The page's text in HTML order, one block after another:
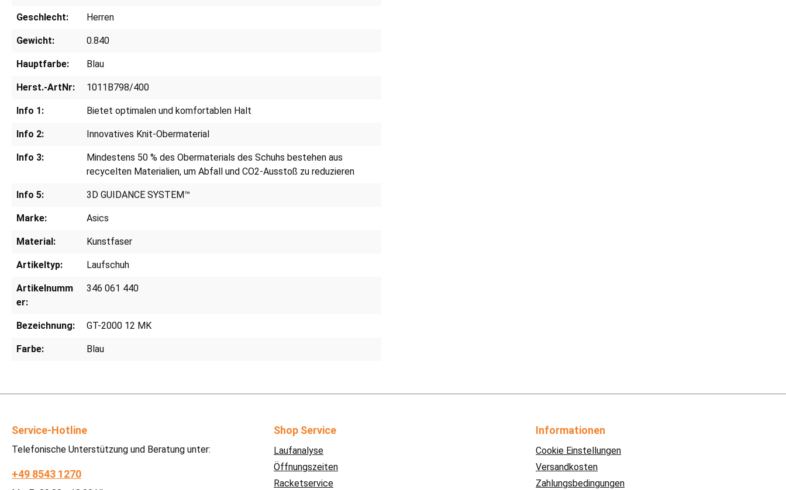
Geschlecht: Herren
Gewicht: 0.840
Hauptfarbe: Blau
Herst.-ArtNr: 1011B798/400
Info 1: Bietet optimalen und komfortablen Halt
Info 2: Innovatives Knit-Obermaterial
Info 3:
Mindestens 50 % des Obermaterials des Schuhs bestehen aus
recycelten Materialien, um Abfall und CO2-Ausstoß zu reduzieren
Info 5: 3D GUIDANCE SYSTEM™
Marke: Asics
Material: Kunstfaser
Artikeltyp: Laufschuh
Artikelnumm
er:
346 061 440
Bezeichnung: GT-2000 12 MK
Farbe: Blau
Service-Hotline
Telefonische Unterstützung und Beratung unter:
+49 8543 1270
Shop Service
Laufanalyse
Öffnungszeiten
Racketservice
Informationen
Cookie Einstellungen
Versandkosten
Zahlungsbedingungen